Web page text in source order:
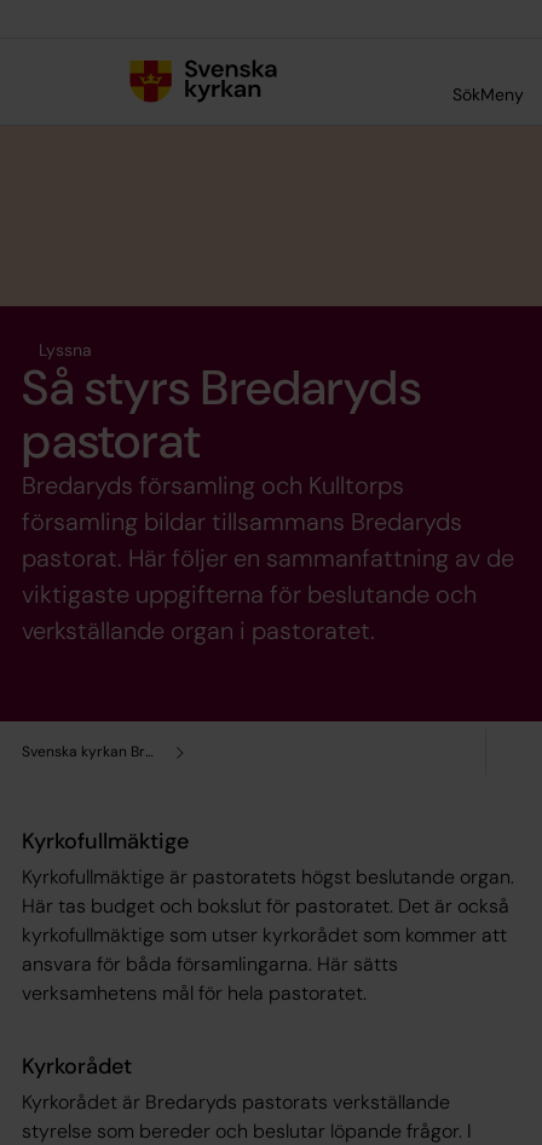
SökMeny
Svenska kyrkan Bredaryds pastorat
Lyssna
Så styrs Bredaryds
pastorat
Bredaryds församling och Kulltorps
församling bildar tillsammans Bredaryds
pastorat. Här följer en sammanfattning av de
viktigaste uppgifterna för beslutande och
verkställande organ i pastoratet.
Kyrkofullmäktige
Kyrkofullmäktige är pastoratets högst beslutande organ.
Här tas budget och bokslut för pastoratet. Det är också
kyrkofullmäktige som utser kyrkorådet som kommer att
ansvara för båda församlingarna. Här sätts
verksamhetens mål för hela pastoratet.
Kyrkorådet
Kyrkorådet är Bredaryds pastorats verkställande
styrelse som bereder och beslutar löpande frågor. I